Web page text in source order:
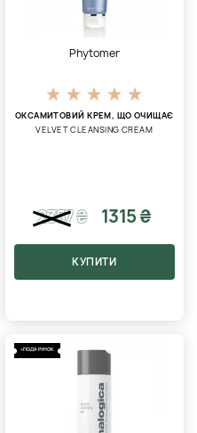
Phytomer
ОКСАМИТОВИЙ КРЕМ, ЩО ОЧИЩАЄ
VELVET CLEANSING CREAM
2357₴ 1315 ₴
КУПИТИ
+ПОДАРУНОК